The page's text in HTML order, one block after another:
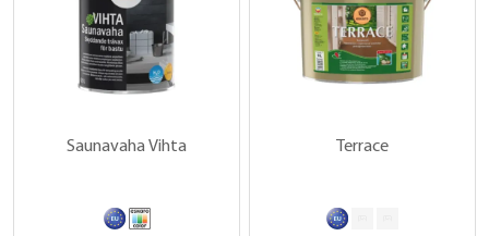
Saunavaha Vihta Terrace